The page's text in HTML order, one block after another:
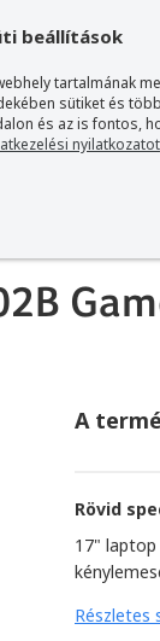
beállítások
tartalmának
sütiket és
és az is fontos,
nyilatkozatot
A
Rövid
17"
Részletes